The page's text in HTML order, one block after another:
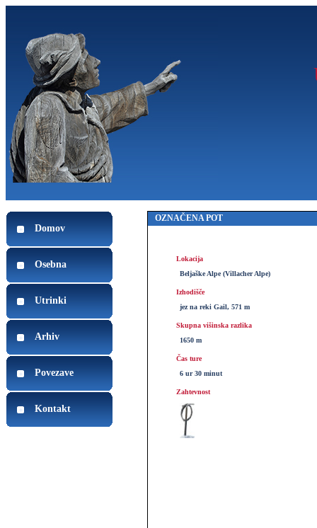
Domov
Osebna
Utrinki
Arhiv
Povezave
Kontakt
OZNAČENA POT
Lokacija
Beljaške Alpe (Villacher Alpe)
Izhodišče
jez na reki Gail, 571 m
Skupna višinska razlika
1650 m
Čas ture
6 ur 30 minut
Zahtevnost